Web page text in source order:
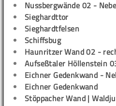
Nussbergwände 02 -
Sieghardttor
Sieghardtfelsen
Schiffsbug
Haunritzer Wand 02 -
Aufseßtaler Höllenstein
Eichner Gedenkwand -
Eichner Gedenkwand
Stöppacher Wand |